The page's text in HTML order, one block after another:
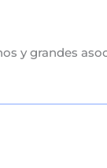
y grandes